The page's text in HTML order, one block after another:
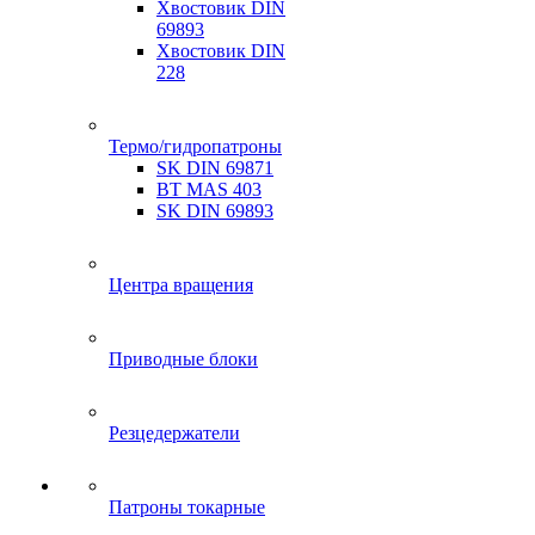
Хвостовик DIN
69893
Хвостовик DIN
228
Термо/гидропатроны
SK DIN 69871
BT MAS 403
SK DIN 69893
Центра вращения
Приводные блоки
Резцедержатели
Патроны токарные